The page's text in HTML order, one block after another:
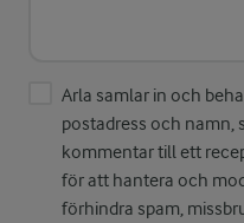
Arla samlar in och
postadress och namn,
kommentar till ett
för att hantera och
förhindra spam,